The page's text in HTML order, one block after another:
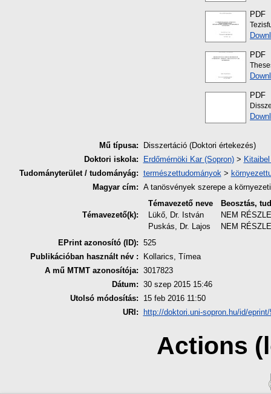
PDF
PDF
PDF
Mű típusa:
Disszertáció (Doktori értekezés)
Doktori iskola:
Erdőmérnöki Kar (Sopron)>
Tudományterület / tudományág: természettudományok>
Magyar cím: A tanösvények szerepe a
Témavezető(k):
Témavezető neve
Beosztás,
Lükő, Dr. István
NEM
Puskás, Dr. Lajos
NEM
EPrint azonosító (ID): 525
Publikációban használt név :
Kollarics, Tímea
A mű MTMT azonosítója: 3017823
Dátum: 30 szep 2015 15:46
Utolsó módosítás:
15 feb 2016 11:50
URI:
http://doktori.uni-sopron.hu/id/eprint/
Actions